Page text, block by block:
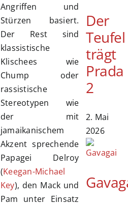
Angriffen und
Stürzen basiert.
Der Rest sind
klassistische
Klischees wie
Chump oder
rassistische
Stereotypen wie
der mit
jamaikanischem
Akzent sprechende
Papagei Delroy
(Keegan-Michael
Key), den Mack und
Pam unter Einsatz
Der
Teufel
trägt
Prada
2
2. Mai
2026